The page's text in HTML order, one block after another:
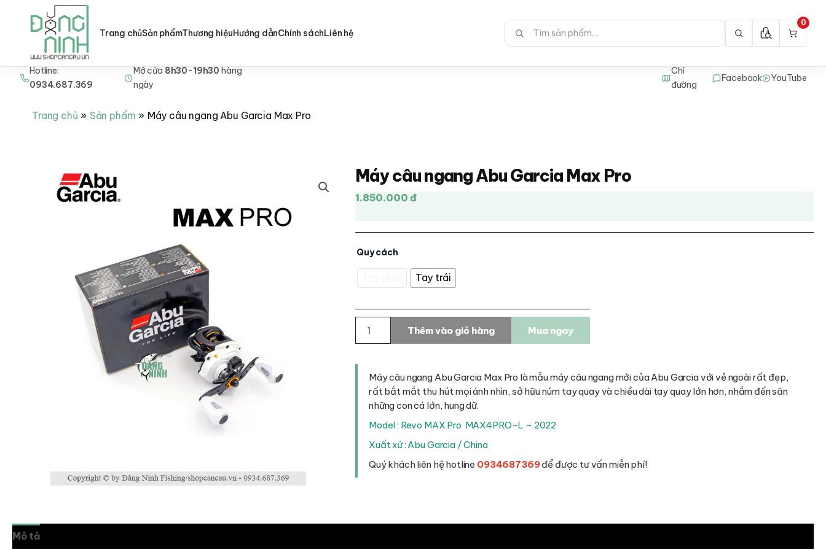
Nhảy Hotline:
0934.687.369
Mở cửa8h30-19h30hàng
ngày
Chỉ
đường
Facebook YouTube
Trang chủSản phẩmThương hiệuHướng dẫnChính sáchLiên hệ
Tìm
kiếm:
0
Trang chủ Sản phẩm Máy câu ngang Abu Garcia Max Pro
Máy câu ngang Abu Garcia Max Pro
1.850.000 đ
Quy cách
Tay trái
câu
ngang
Garcia
Max
Pro
lượng
Thêm vào giỏ hàng Mua ngay
Máy câu ngang Abu Garcia Max Pro là mẫu máy câu ngang mới của Abu Garcia với vẻ ngoài rất đẹp,
rất bắt mắt thu hút mọi ánh nhìn, sở hữu núm tay quay và chiều dài tay quay lớn hơn, nhắm đến săn
những con cá lớn, hung dữ.
Model : Revo MAX Pro MAX4PRO-L – 2022
Xuất xứ : Abu Garcia / China
Quý khách liên hệ hotline 0934687369để được tư vấn miễn phí!
Mô tả